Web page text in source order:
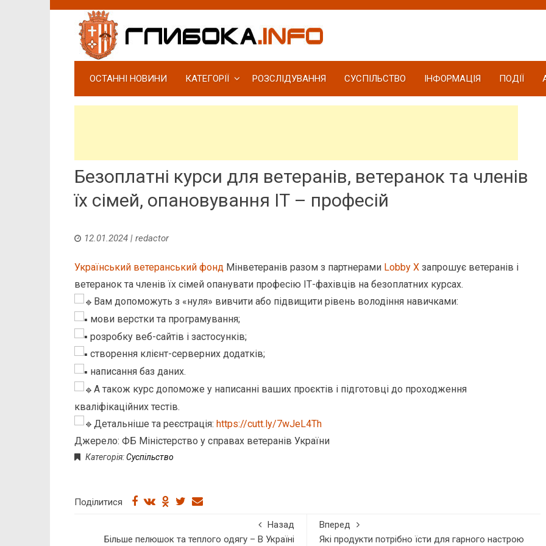
ОСТАННІ НОВИНИ КАТЕГОРІЇ РОЗСЛІДУВАННЯ СУСПІЛЬСТВО ІНФОРМАЦІЯ ПОДІЇ
Безоплатні курси для ветеранів, ветеранок та членів
їх сімей, опановування ІТ – професій
12.01.2024 | redactor
Український ветеранський фонд Мінветеранів разом з партнерами Lobby X запрошує ветеранів і
ветеранок та членів їх сімей опанувати професію ІТ-фахівців на безоплатних курсах.
Вам допоможуть з «нуля» вивчити або підвищити рівень володіння навичками:
мови верстки та програмування;
розробку веб-сайтів і застосунків;
створення клієнт-серверних додатків;
написання баз даних.
А також курс допоможе у написанні ваших проєктів і підготовці до проходження
кваліфікаційних тестів.
Детальніше та реєстрація: https://cutt.ly/7wJeL4Th
Джерело: ФБ Міністерство у справах ветеранів України
Категорія:Суспільство
Поділитися
Назад
Більше пелюшок та теплого одягу – В Україні
Вперед
Які продукти потрібно їсти для гарного настрою